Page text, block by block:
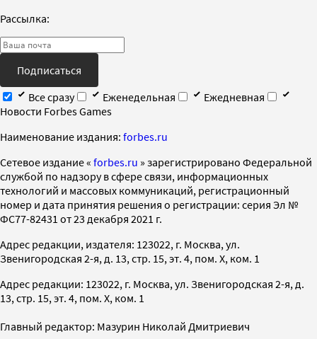
Рассылка:
Подписаться
Все сразу
Еженедельная
Ежедневная
Новости Forbes Games
Наименование издания: forbes.ru
Cетевое издание « forbes.ru » зарегистрировано Федеральной
службой по надзору в сфере связи, информационных
технологий и массовых коммуникаций, регистрационный
номер и дата принятия решения о регистрации: серия Эл №
ФС77-82431 от 23 декабря 2021 г.
Адрес редакции, издателя: 123022, г. Москва, ул.
Звенигородская 2-я, д. 13, стр. 15, эт. 4, пом. X, ком. 1
Адрес редакции: 123022, г. Москва, ул. Звенигородская 2-я, д.
13, стр. 15, эт. 4, пом. X, ком. 1
Главный редактор: Мазурин Николай Дмитриевич